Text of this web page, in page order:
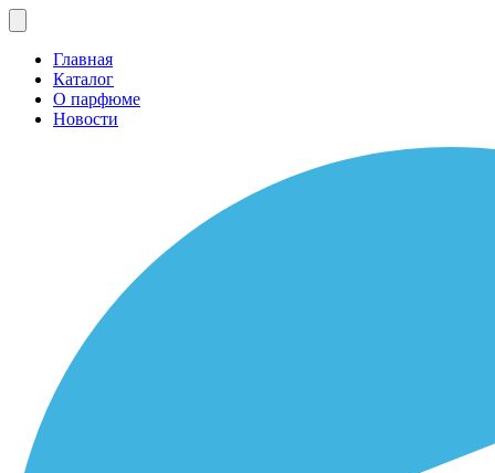
Главная
Каталог
О парфюме
Новости